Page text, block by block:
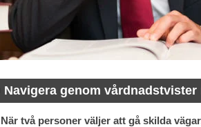
Navigera genom
När två personer väljer att gå skilda